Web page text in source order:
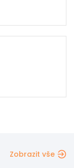
Zobrazit vše